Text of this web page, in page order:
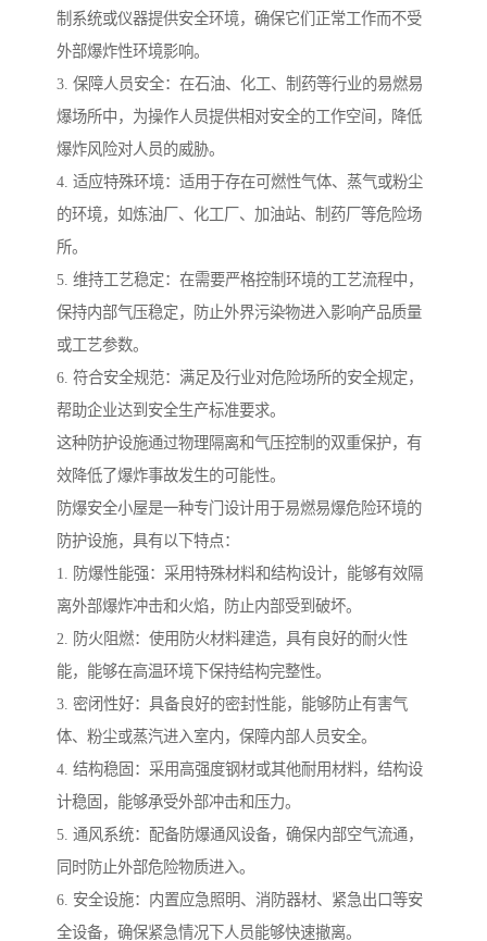
制系统或仪器提供安全环境，确保它们正常工作而不受
外部爆炸性环境影响。
3. 保障人员安全：在石油、化工、制药等行业的易燃易
爆场所中，为操作人员提供相对安全的工作空间，降低
爆炸风险对人员的威胁。
4. 适应特殊环境：适用于存在可燃性气体、蒸气或粉尘
的环境，如炼油厂、化工厂、加油站、制药厂等危险场
所。
5. 维持工艺稳定：在需要严格控制环境的工艺流程中，
保持内部气压稳定，防止外界污染物进入影响产品质量
或工艺参数。
6. 符合安全规范：满足及行业对危险场所的安全规定，
帮助企业达到安全生产标准要求。
这种防护设施通过物理隔离和气压控制的双重保护，有
效降低了爆炸事故发生的可能性。
防爆安全小屋是一种专门设计用于易燃易爆危险环境的
防护设施，具有以下特点：
1. 防爆性能强：采用特殊材料和结构设计，能够有效隔
离外部爆炸冲击和火焰，防止内部受到破坏。
2. 防火阻燃：使用防火材料建造，具有良好的耐火性
能，能够在高温环境下保持结构完整性。
3. 密闭性好：具备良好的密封性能，能够防止有害气
体、粉尘或蒸汽进入室内，保障内部人员安全。
4. 结构稳固：采用高强度钢材或其他耐用材料，结构设
计稳固，能够承受外部冲击和压力。
5. 通风系统：配备防爆通风设备，确保内部空气流通，
同时防止外部危险物质进入。
6. 安全设施：内置应急照明、消防器材、紧急出口等安
全设备，确保紧急情况下人员能够快速撤离。